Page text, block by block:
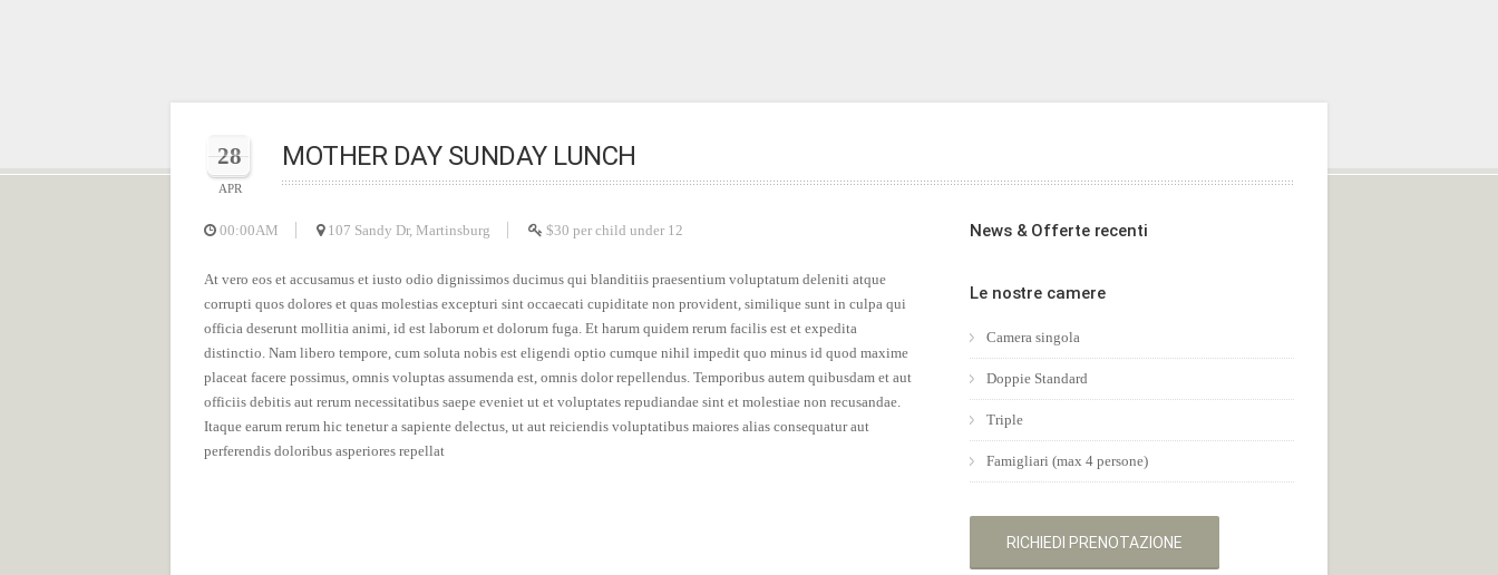
28
APR
MOTHER DAY SUNDAY LUNCH
00:00AM 107 Sandy Dr, Martinsburg $30 per child under 12
At vero eos et accusamus et iusto odio dignissimos ducimus qui blanditiis praesentium voluptatum deleniti atque
corrupti quos dolores et quas molestias excepturi sint occaecati cupiditate non provident, similique sunt in culpa qui
officia deserunt mollitia animi, id est laborum et dolorum fuga. Et harum quidem rerum facilis est et expedita
distinctio. Nam libero tempore, cum soluta nobis est eligendi optio cumque nihil impedit quo minus id quod maxime
placeat facere possimus, omnis voluptas assumenda est, omnis dolor repellendus. Temporibus autem quibusdam et aut
officiis debitis aut rerum necessitatibus saepe eveniet ut et voluptates repudiandae sint et molestiae non recusandae.
Itaque earum rerum hic tenetur a sapiente delectus, ut aut reiciendis voluptatibus maiores alias consequatur aut
perferendis doloribus asperiores repellat
News & Offerte recenti
Le nostre camere
Camera singola
Doppie Standard
Triple
Famigliari (max 4 persone)
RICHIEDI PRENOTAZIONE